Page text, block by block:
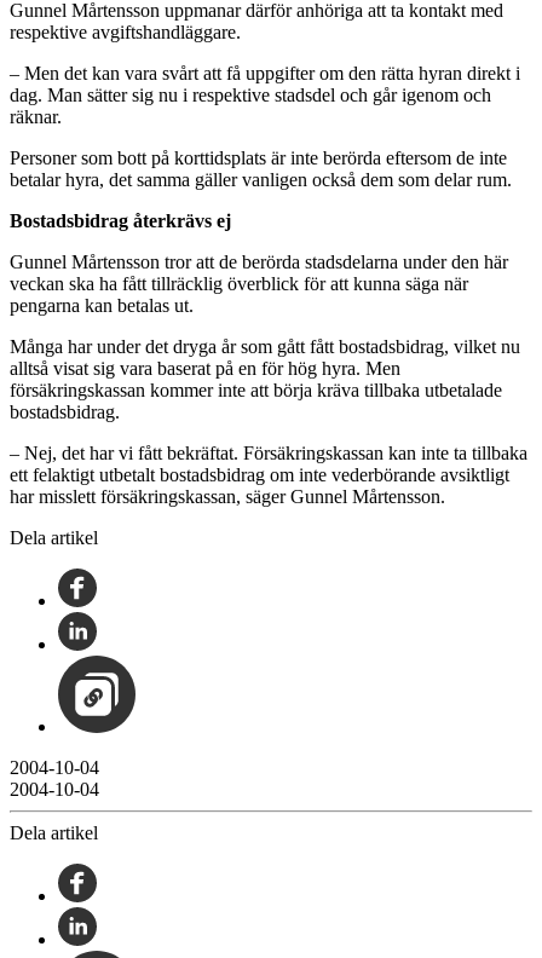
Gunnel Mårtensson uppmanar därför anhöriga att ta kontakt med
respektive avgiftshandläggare.
– Men det kan vara svårt att få uppgifter om den rätta hyran direkt i
dag. Man sätter sig nu i respektive stadsdel och går igenom och
räknar.
Personer som bott på korttidsplats är inte berörda eftersom de inte
betalar hyra, det samma gäller vanligen också dem som delar rum.
Bostadsbidrag återkrävs ej
Gunnel Mårtensson tror att de berörda stadsdelarna under den här
veckan ska ha fått tillräcklig överblick för att kunna säga när
pengarna kan betalas ut.
Många har under det dryga år som gått fått bostadsbidrag, vilket nu
alltså visat sig vara baserat på en för hög hyra. Men
försäkringskassan kommer inte att börja kräva tillbaka utbetalade
bostadsbidrag.
– Nej, det har vi fått bekräftat. Försäkringskassan kan inte ta tillbaka
ett felaktigt utbetalt bostadsbidrag om inte vederbörande avsiktligt
har misslett försäkringskassan, säger Gunnel Mårtensson.
Dela artikel
2004-10-04
2004-10-04
Dela artikel